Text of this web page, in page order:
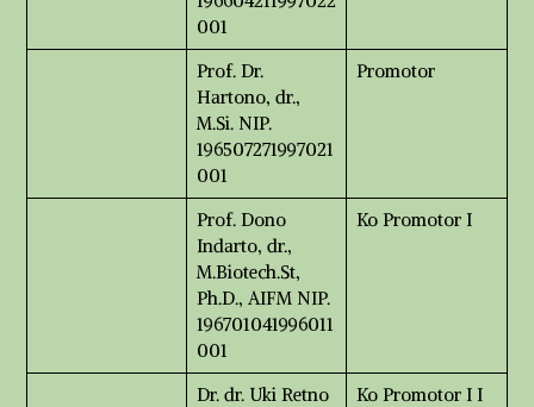
001
Prof. Dr.
Hartono, dr.,
M.Si. NIP.
196507271997021
001
Promotor
Prof. Dono
Indarto, dr.,
M.Biotech.St,
Ph.D., AIFM NIP.
196701041996011
001
Ko Promotor I
Dr. dr. Uki Retno
Ko Promotor I I